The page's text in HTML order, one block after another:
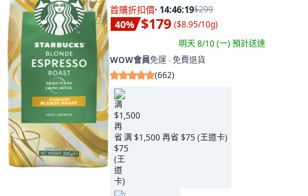
首購折扣價· 14:46:17$299
40% $179 ($8.95/10g)
明天 8/10 (一)預計送達
WOW會員免運 ∙ 免費退貨
(662)
满 $1,500 再省 $75 (王道卡)